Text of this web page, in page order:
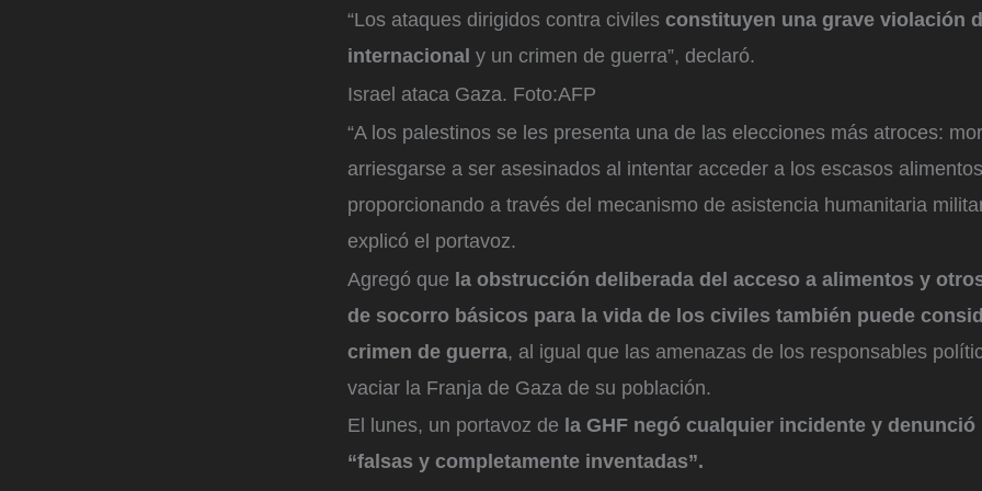
“Los ataques dirigidos contra civiles constituyen una grave violación
internacional y un crimen de guerra”, declaró.
Israel ataca Gaza. Foto:AFP
“A los palestinos se les presenta una de las elecciones más atroces:
arriesgarse a ser asesinados al intentar acceder a los escasos
proporcionando a través del mecanismo de asistencia humanitaria
explicó el portavoz.
Agregó que la obstrucción deliberada del acceso a alimentos y
de socorro básicos para la vida de los civiles también puede
crimen de guerra, al igual que las amenazas de los responsables
vaciar la Franja de Gaza de su población.
El lunes, un portavoz de la GHF negó cualquier incidente y
“falsas y completamente inventadas”.